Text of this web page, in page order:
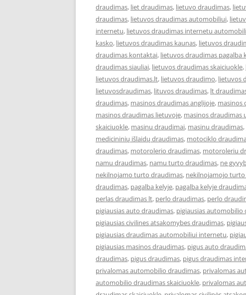
draudimas, liet draudimas, lietuvo draudimas,
draudimas, lietuvos draudimas automobiliui,
internetu, lietuvos draudimas internetu
kasko, lietuvos draudimas kaunas, lietuvos
draudimas kontaktai, lietuvos draudimas pagalba
draudimas siauliai, lietuvos draudimas skaiciuokle,
lietuvos draudimas.lt, lietuvos draudimo, lietuvos
lietuvosdraudimas, lituvos draudimas, lt
draudimas, masinos draudimas anglijoje, masinos
masinos draudimas lietuvoje, masinos draudimas
skaiciuokle, masinu draudimai, masinu draudimas,
medicininių išlaidų draudimas, motociklo
draudimas, motorolerio draudimas, motoroleriu
namu draudimas, namu turto draudimas, ne
nekilnojamo turto draudimas, nekilnojamojo
draudimas, pagalba kelyje, pagalba kelyje
perlas draudimas lt, perlo draudimas, perlo
pigiausias auto draudimas, pigiausias automobilio
pigiausias civilines atsakomybes draudimas,
pigiausias draudimas automobiliui internetu,
pigiausias masinos draudimas, pigus auto
draudimas, pigus draudimas, pigus draudimas
privalomas automobilio draudimas, privalomas
automobilio draudimas skaiciuokle, privalomas